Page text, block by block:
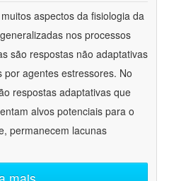
aspectos da fisiologia da
nos processos
são respostas não adaptativas
agentes estressores. No
respostas adaptativas que
alvos potenciais para o
permanecem lacunas